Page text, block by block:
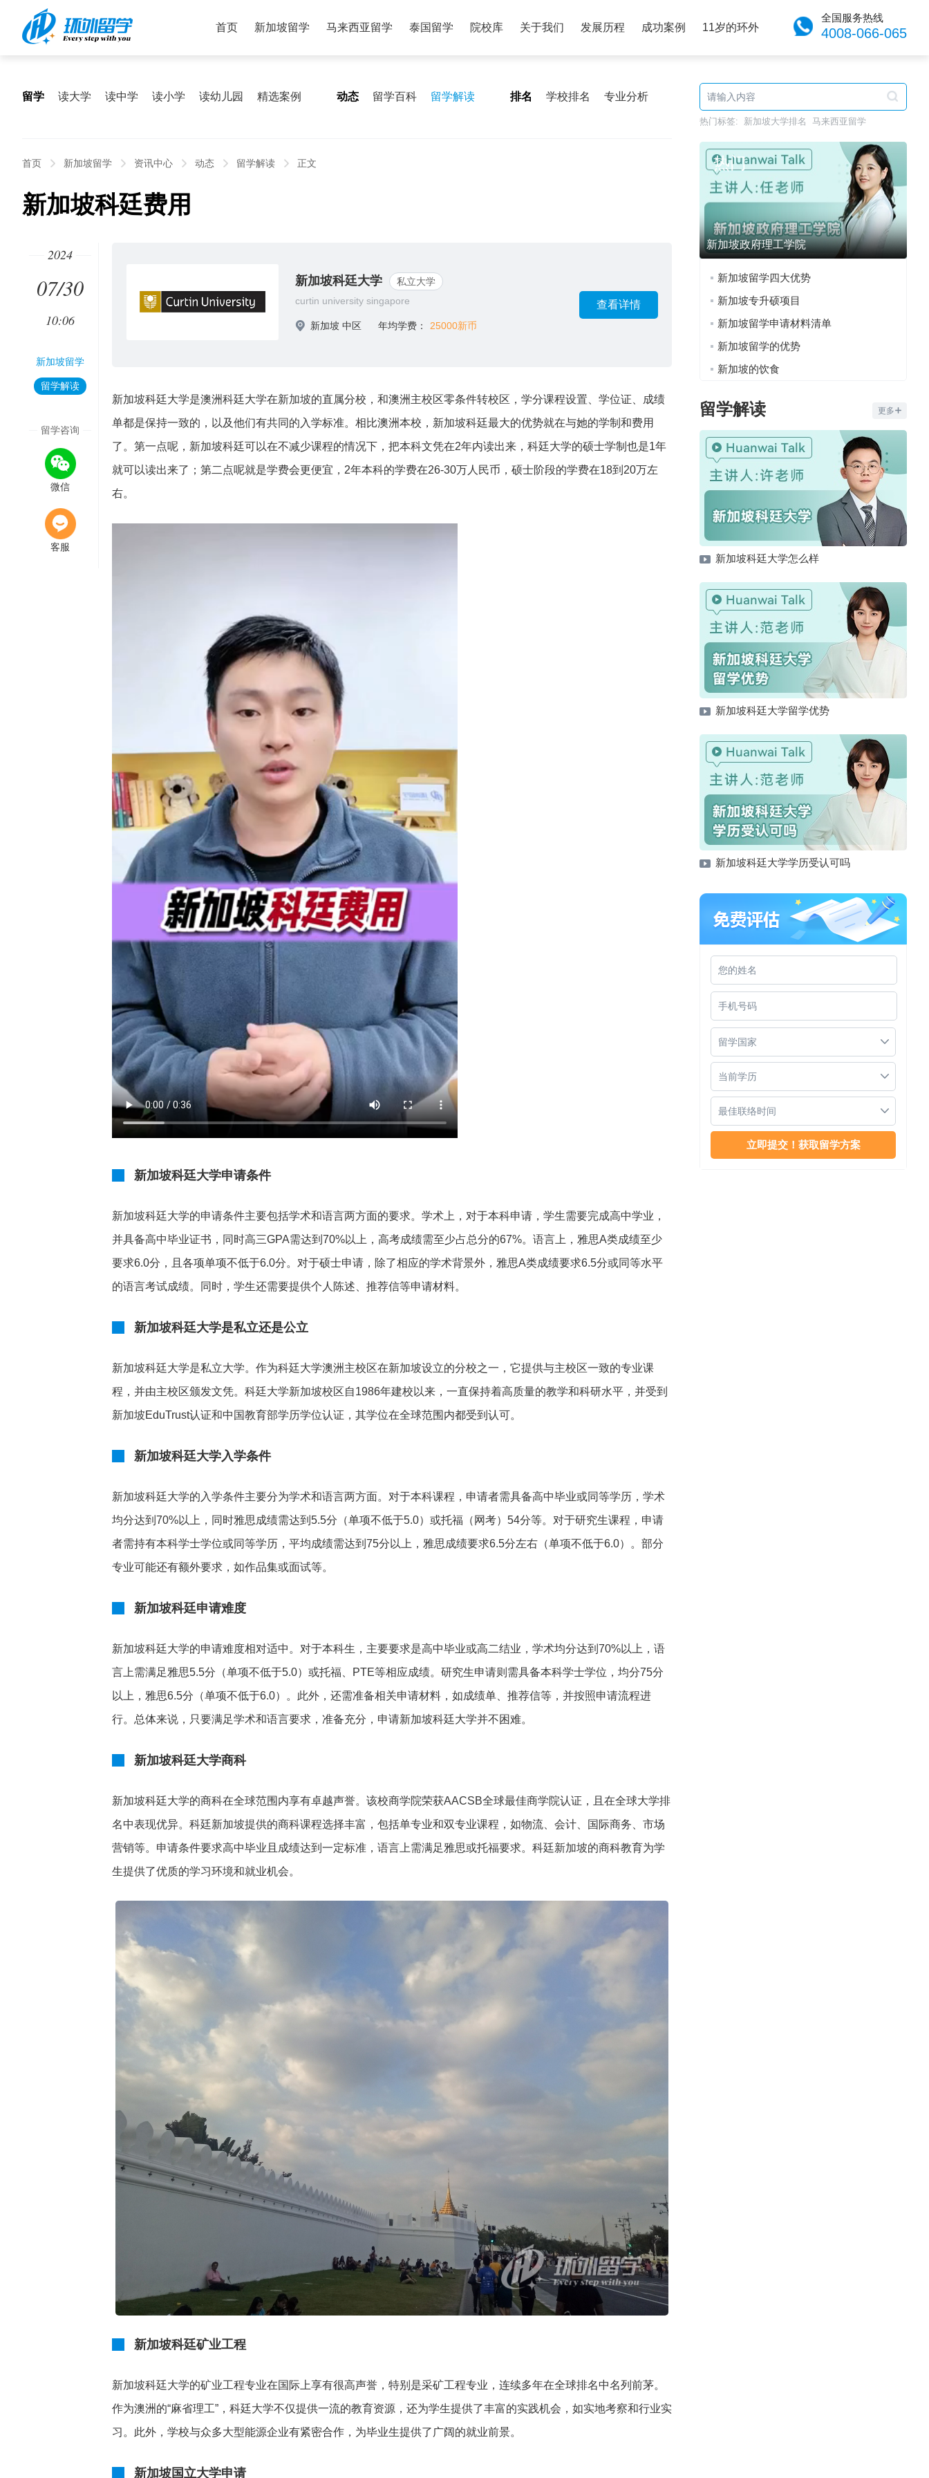
首页 新加坡留学 马来西亚留学 泰国留学 院校库 关于我们 发展历程 成功案例 11岁的环外
全国服务热线
4008-066-065
留学 读大学 读中学 读小学 读幼儿园 精选案例 动态 留学百科 留学解读 排名 学校排名 专业分析
首页 新加坡留学 资讯中心 动态 留学解读 正文
新加坡科廷费用
新加坡科廷大学
私立大学
curtin university singapore
新加坡 中区 年均学费： 25000新币
查看详情
新加坡科廷大学是澳洲科廷大学在新加坡的直属分校，和澳洲主校区零条件转校区，学分课程设置、学位证、成绩
单都是保持一致的，以及他们有共同的入学标准。相比澳洲本校，新加坡科廷最大的优势就在与她的学制和费用
了。第一点呢，新加坡科廷可以在不减少课程的情况下，把本科文凭在2年内读出来，科廷大学的硕士学制也是1年
就可以读出来了；第二点呢就是学费会更便宜，2年本科的学费在26-30万人民币，硕士阶段的学费在18到20万左
右。
新加坡科廷大学申请条件
新加坡科廷大学的申请条件主要包括学术和语言两方面的要求。学术上，对于本科申请，学生需要完成高中学业，
并具备高中毕业证书，同时高三GPA需达到70%以上，高考成绩需至少占总分的67%。语言上，雅思A类成绩至少
要求6.0分，且各项单项不低于6.0分。对于硕士申请，除了相应的学术背景外，雅思A类成绩要求6.5分或同等水平
的语言考试成绩。同时，学生还需要提供个人陈述、推荐信等申请材料。
新加坡科廷大学是私立还是公立
新加坡科廷大学是私立大学。作为科廷大学澳洲主校区在新加坡设立的分校之一，它提供与主校区一致的专业课
程，并由主校区颁发文凭。科廷大学新加坡校区自1986年建校以来，一直保持着高质量的教学和科研水平，并受到
新加坡EduTrust认证和中国教育部学历学位认证，其学位在全球范围内都受到认可。
新加坡科廷大学入学条件
新加坡科廷大学的入学条件主要分为学术和语言两方面。对于本科课程，申请者需具备高中毕业或同等学历，学术
均分达到70%以上，同时雅思成绩需达到5.5分（单项不低于5.0）或托福（网考）54分等。对于研究生课程，申请
者需持有本科学士学位或同等学历，平均成绩需达到75分以上，雅思成绩要求6.5分左右（单项不低于6.0）。部分
专业可能还有额外要求，如作品集或面试等。
新加坡科廷申请难度
新加坡科廷大学的申请难度相对适中。对于本科生，主要要求是高中毕业或高二结业，学术均分达到70%以上，语
言上需满足雅思5.5分（单项不低于5.0）或托福、PTE等相应成绩。研究生申请则需具备本科学士学位，均分75分
以上，雅思6.5分（单项不低于6.0）。此外，还需准备相关申请材料，如成绩单、推荐信等，并按照申请流程进
行。总体来说，只要满足学术和语言要求，准备充分，申请新加坡科廷大学并不困难。
新加坡科廷大学商科
新加坡科廷大学的商科在全球范围内享有卓越声誉。该校商学院荣获AACSB全球最佳商学院认证，且在全球大学排
名中表现优异。科廷新加坡提供的商科课程选择丰富，包括单专业和双专业课程，如物流、会计、国际商务、市场
营销等。申请条件要求高中毕业且成绩达到一定标准，语言上需满足雅思或托福要求。科廷新加坡的商科教育为学
生提供了优质的学习环境和就业机会。
新加坡科廷矿业工程
新加坡科廷大学的矿业工程专业在国际上享有很高声誉，特别是采矿工程专业，连续多年在全球排名中名列前茅。
作为澳洲的“麻省理工”，科廷大学不仅提供一流的教育资源，还为学生提供了丰富的实践机会，如实地考察和行业实
习。此外，学校与众多大型能源企业有紧密合作，为毕业生提供了广阔的就业前景。
新加坡国立大学申请
2024
07/30
10:06
新加坡留学
留学解读
留学咨询
微信
客服
热门标签: 新加坡大学排名 马来西亚留学
热门
新加坡政府理工学院
新加坡留学四大优势
新加坡专升硕项目
新加坡留学申请材料清单
新加坡留学的优势
新加坡的饮食
留学解读 更多
新加坡科廷大学怎么样
新加坡科廷大学留学优势
新加坡科廷大学学历受认可吗
新加坡科廷大学留学
留学国家
当前学历
最佳联络时间